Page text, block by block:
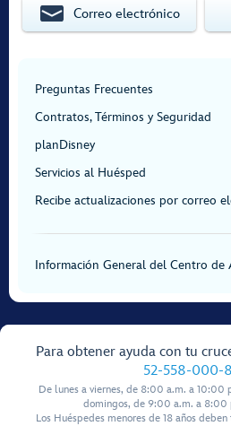
Correo electrónico
Preguntas Frecuentes
Contratos, Términos y Seguridad
planDisney
Servicios al Huésped
Recibe actualizaciones por correo
Información General del Centro de
Para obtener ayuda con tu
52-558-000-
De lunes a viernes, de 8:00 a.m. a 10:00
domingos, de 9:00 a.m. a 8:00
Los Huéspedes menores de 18 años